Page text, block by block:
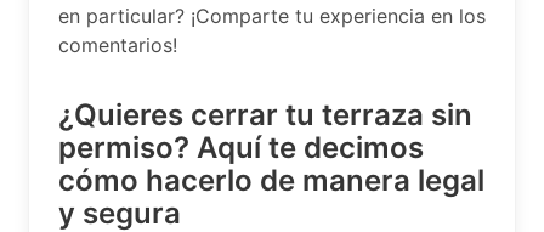
en particular? ¡Comparte tu experiencia en los
comentarios!
¿Quieres cerrar tu terraza sin
permiso? Aquí te decimos
cómo hacerlo de manera legal
y segura